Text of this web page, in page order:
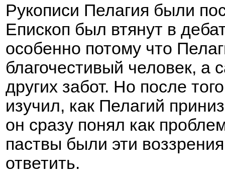
Рукописи Пелагия были
Епископ был втянут в
особенно потому что
благочестивый человек, а
других забот. Но после
изучил, как Пелагий
он сразу понял как
паствы были эти
ответить.